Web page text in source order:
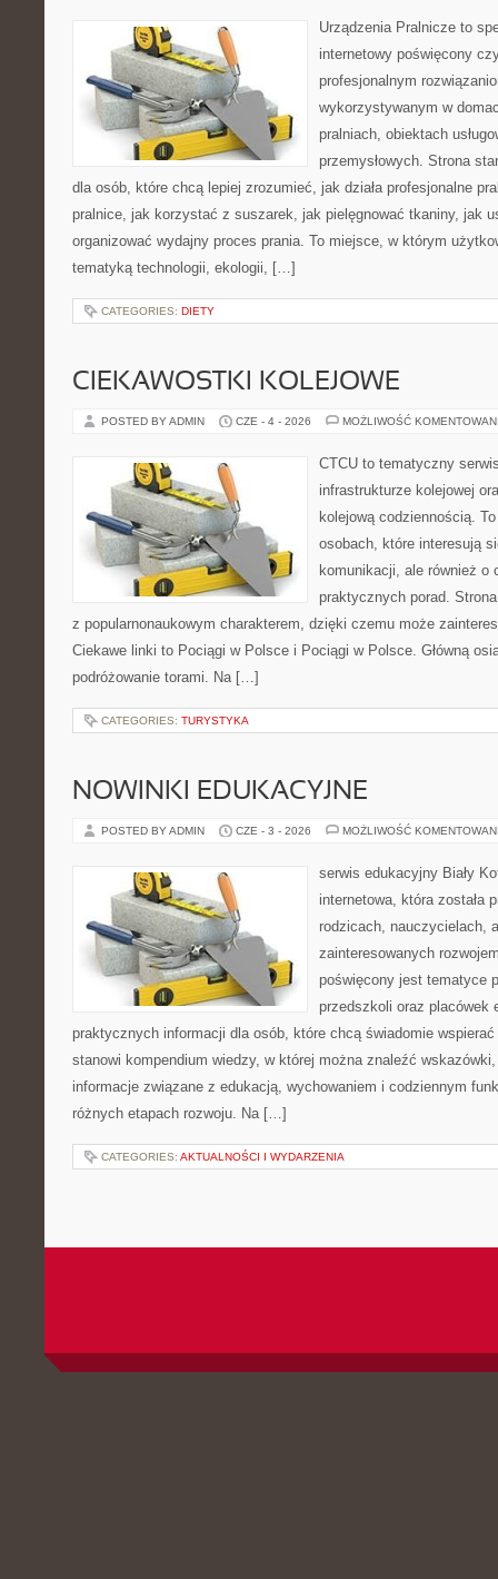
Urządzenia Pralnicze to
internetowy poświęcony
profesjonalnym
wykorzystywanym w
pralniach, obiektach
przemysłowych. Strona
dla osób, które chcą lepiej zrozumieć, jak działa profesjonalne
pralnice, jak korzystać z suszarek, jak pielęgnować tkaniny, jak
organizować wydajny proces prania. To miejsce, w którym
tematyką technologii, ekologii, […]
CATEGORIES: DIETY
CIEKAWOSTKI KOLEJOWE
POSTED BY ADMIN CZE - 4 - 2026 MOŻLIWOŚĆ
CTCU to tematyczny
infrastrukturze kolejowej
kolejową codziennością.
osobach, które interesują
komunikacji, ale również
praktycznych porad.
z popularnonaukowym charakterem, dzięki czemu może
Ciekawe linki to Pociągi w Polsce i Pociągi w Polsce. Główną
podróżowanie torami. Na […]
CATEGORIES: TURYSTYKA
NOWINKI EDUKACYJNE
POSTED BY ADMIN CZE - 3 - 2026 MOŻLIWOŚĆ
serwis edukacyjny Biały
internetowa, która została
rodzicach, nauczycielach,
zainteresowanych
poświęcony jest tematyce
przedszkoli oraz placówek
praktycznych informacji dla osób, które chcą świadomie
stanowi kompendium wiedzy, w której można znaleźć
informacje związane z edukacją, wychowaniem i codziennym
różnych etapach rozwoju. Na […]
CATEGORIES: AKTUALNOŚCI I WYDARZENIA